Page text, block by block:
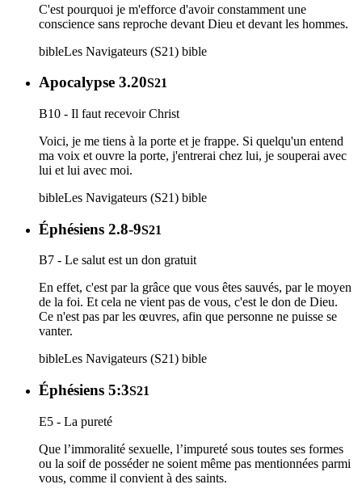
C'est pourquoi je m'efforce d'avoir constamment une
conscience sans reproche devant Dieu et devant les hommes.
bibleLes Navigateurs (S21) bible
Apocalypse 3.20S21
B10 - Il faut recevoir Christ
Voici, je me tiens à la porte et je frappe. Si quelqu'un entend
ma voix et ouvre la porte, j'entrerai chez lui, je souperai avec
lui et lui avec moi.
bibleLes Navigateurs (S21) bible
Éphésiens 2.8-9S21
B7 - Le salut est un don gratuit
En effet, c'est par la grâce que vous êtes sauvés, par le moyen
de la foi. Et cela ne vient pas de vous, c'est le don de Dieu.
Ce n'est pas par les œuvres, afin que personne ne puisse se
vanter.
bibleLes Navigateurs (S21) bible
Éphésiens 5:3S21
E5 - La pureté
Que l’immoralité sexuelle, l’impureté sous toutes ses formes
ou la soif de posséder ne soient même pas mentionnées parmi
vous, comme il convient à des saints.